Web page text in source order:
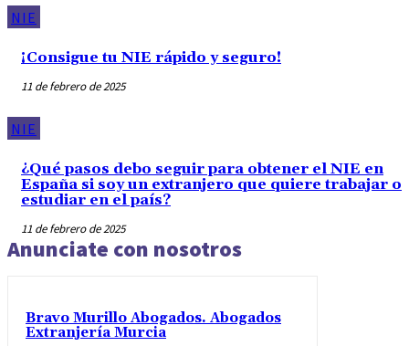
NIE
¡Consigue tu NIE rápido y seguro!
11 de febrero de 2025
NIE
¿Qué pasos debo seguir para obtener el NIE en
España si soy un extranjero que quiere trabajar o
estudiar en el país?
11 de febrero de 2025
Anunciate con nosotros
Bravo Murillo Abogados. Abogados
Extranjería Murcia